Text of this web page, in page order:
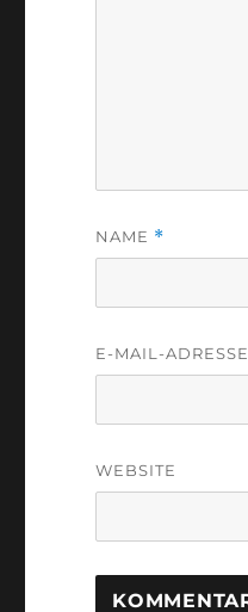
NAME *
E-MAIL-ADRESSE
WEBSITE